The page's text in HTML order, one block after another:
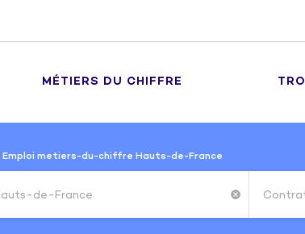
MÉTIERS DU CHIFFRE
Emploi metiers-du-chiffre Hauts-de-France
cancel